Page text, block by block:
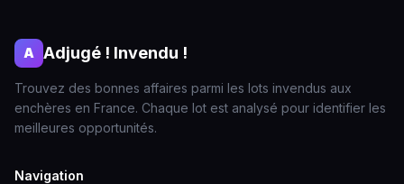
A Adjugé ! Invendu !
Trouvez des bonnes affaires parmi les lots invendus aux
enchères en France. Chaque lot est analysé pour identifier les
meilleures opportunités.
Navigation